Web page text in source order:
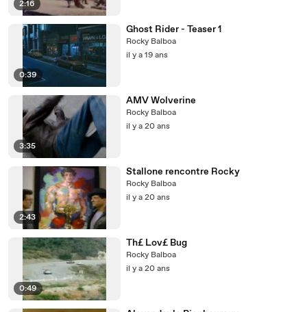
2:16
0:39
Ghost Rider - Teaser 1
Rocky Balboa
il y a 19 ans
3:35
AMV Wolverine
Rocky Balboa
il y a 20 ans
2:43
Stallone rencontre Rocky
Rocky Balboa
il y a 20 ans
0:49
Th£ Lov£ Bug
Rocky Balboa
il y a 20 ans